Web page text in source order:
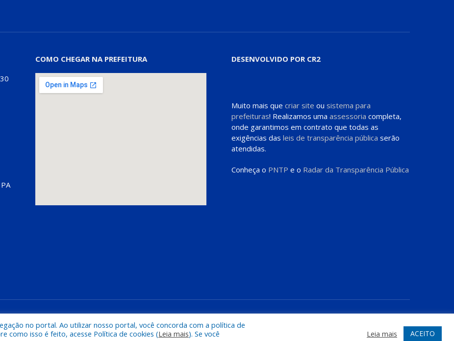
COMO CHEGAR NA PREFEITURA DESENVOLVIDO POR CR2
Muito mais que criar site ou sistema para
prefeituras! Realizamos uma assessoria completa,
onde garantimos em contrato que todas as
exigências das leis de transparência pública serão
atendidas.
Conheça o PNTP e o Radar da Transparência Pública
no portal. Ao utilizar nosso portal, você concorda com a política de
como isso é feito, acesse Política de cookies (Leia mais). Se você
Leia mais ACEITO